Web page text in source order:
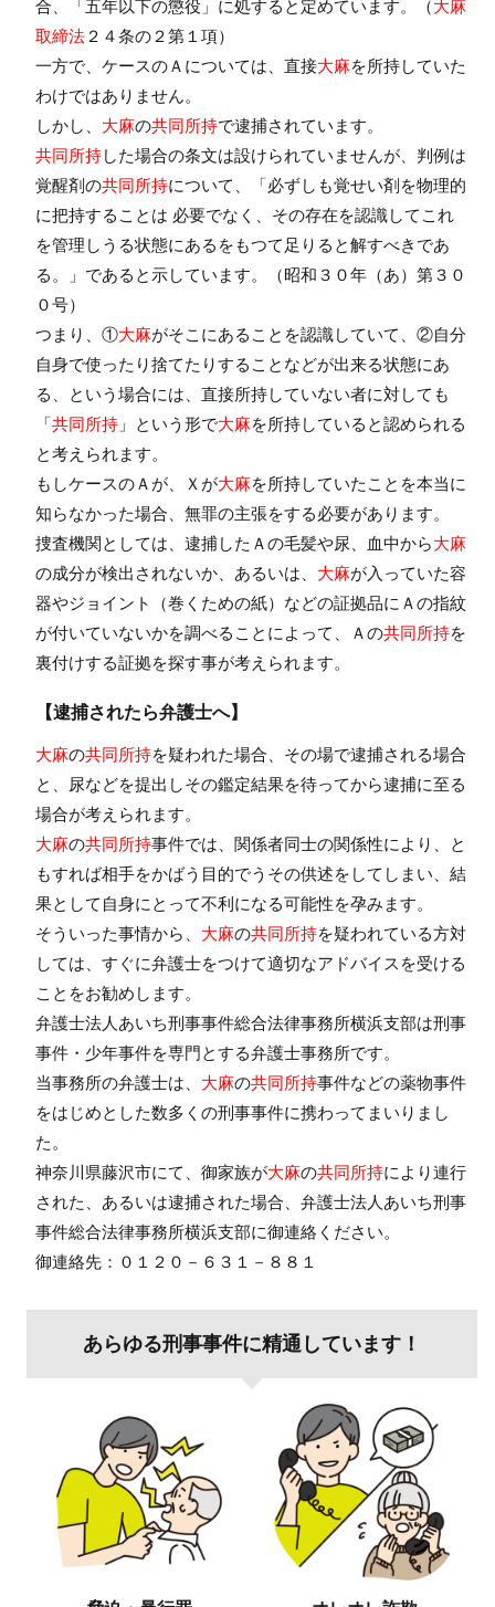
合、「五年以下の懲役」に処すると定めています。（大麻
取締法 ２４条の２第１項）
一方で、ケースのＡについては、直接大麻を所持していた
わけではありません。
しかし、 大麻の共同所持で逮捕されています。
共同所持した場合の条文は設けられていませんが、判例は
覚醒剤の共同所持について、「必ずしも覚せい剤を物理的
に把持することは 必要でなく、その存在を認識してこれ
を管理しうる状態にあるをもつて足りると解すべきであ
る。」であると示しています。（昭和３０年（あ）第３０
０号）
つまり、①大麻がそこにあることを認識していて、②自分
自身で使ったり捨てたりすることなどが出来る状態にあ
る、という場合には、直接所持していない者に対しても
「共同所持 」という形で大麻を所持していると認められる
と考えられます。
もしケースのＡが、Ｘが大麻を所持していたことを本当に
知らなかった場合、無罪の主張をする必要があります。
捜査機関としては、逮捕したＡの毛髪や尿、血中から大麻
の成分が検出されないか、あるいは、 大麻が入っていた容
器やジョイント（巻くための紙）などの証拠品にＡの指紋
が付いていないかを調べることによって、Ａの共同所持を
裏付けする証拠を探す事が考えられます。
【逮捕されたら弁護士へ】
大麻の共同所持を疑われた場合、その場で逮捕される場合
と、尿などを提出しその鑑定結果を待ってから逮捕に至る
場合が考えられます。
大麻の共同所持事件では、関係者同士の関係性により、と
もすれば相手をかばう目的でうその供述をしてしまい、結
果として自身にとって不利になる可能性を孕みます。
そういった事情から、 大麻の共同所持を疑われている方対
しては、すぐに弁護士をつけて適切なアドバイスを受ける
ことをお勧めします。
弁護士法人あいち刑事事件総合法律事務所横浜支部は刑事
事件・少年事件を専門とする弁護士事務所です。
当事務所の弁護士は、 大麻の共同所持事件などの薬物事件
をはじめとした数多くの刑事事件に携わってまいりまし
た。
神奈川県藤沢市にて、御家族が大麻の共同所持により連行
された、あるいは逮捕された場合、弁護士法人あいち刑事
事件総合法律事務所横浜支部に御連絡ください。
御連絡先：０１２０－６３１－８８１
あらゆる刑事事件に精通しています！